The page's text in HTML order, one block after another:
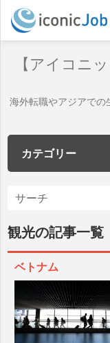
【アイコニ
海外転職やアジアでの
カテゴリー
観光の記事一覧
ベトナム